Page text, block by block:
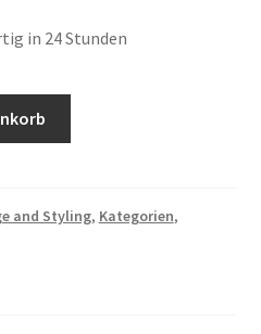
in 24 Stunden
and Styling, Kategorien,